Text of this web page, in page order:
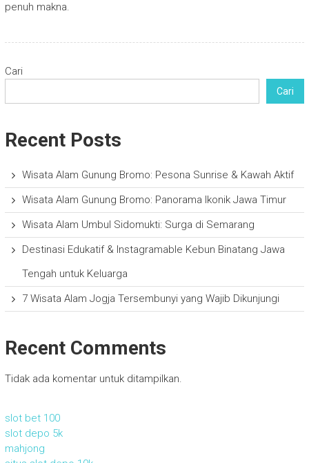
penuh makna.
Cari
Cari
Recent Posts
Wisata Alam Gunung Bromo: Pesona Sunrise & Kawah Aktif
Wisata Alam Gunung Bromo: Panorama Ikonik Jawa Timur
Wisata Alam Umbul Sidomukti: Surga di Semarang
Destinasi Edukatif & Instagramable Kebun Binatang Jawa
Tengah untuk Keluarga
7 Wisata Alam Jogja Tersembunyi yang Wajib Dikunjungi
Recent Comments
Tidak ada komentar untuk ditampilkan.
slot bet 100
slot depo 5k
mahjong